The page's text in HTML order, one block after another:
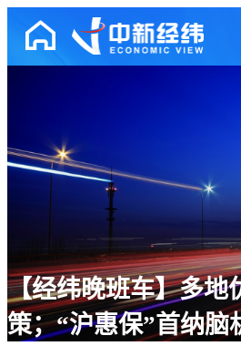
【经纬晚班车】多地
策；“沪惠保”首纳脑